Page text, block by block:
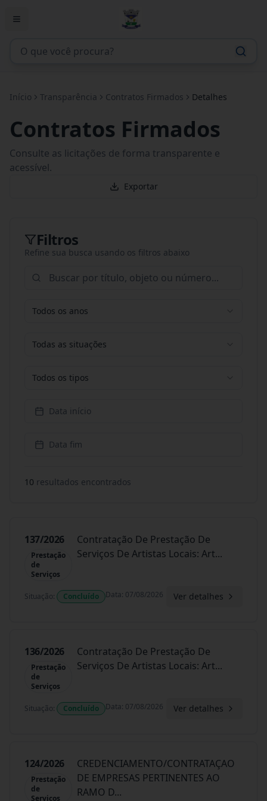
Início Transparência Contratos Firmados Detalhes
Contratos Firmados
Consulte as licitações de forma transparente e
acessível.
Exportar
Filtros
Refine sua busca usando os filtros abaixo
Todos os anos
Todas as situações
Todos os tipos
Data início
Data fim
10 resultados encontrados
137/2026
Prestação
de
Serviços
Contratação De Prestação De
Serviços De Artistas Locais: Art...
Situação: Concluído Data: 07/08/2026 Ver detalhes
136/2026
Prestação
de
Serviços
Contratação De Prestação De
Serviços De Artistas Locais: Art...
Situação: Concluído Data: 07/08/2026 Ver detalhes
124/2026
Prestação
de
Serviços
CREDENCIAMENTO/CONTRATAÇAO
DE EMPRESAS PERTINENTES AO
RAMO D...